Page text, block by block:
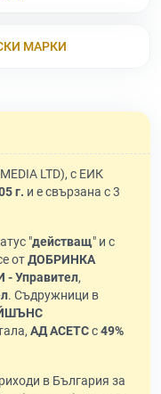
МАРКИ
LTD), с ЕИК
г. и е свързана с 3
"действащ" и с
отДОБРИНКА
Управител,
. Съдружници в
АД АСЕТСс49%
в България за